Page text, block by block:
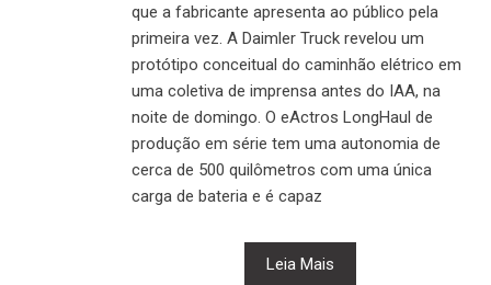
que a fabricante apresenta ao público pela
primeira vez. A Daimler Truck revelou um
protótipo conceitual do caminhão elétrico em
uma coletiva de imprensa antes do IAA, na
noite de domingo. O eActros LongHaul de
produção em série tem uma autonomia de
cerca de 500 quilômetros com uma única
carga de bateria e é capaz
Leia Mais